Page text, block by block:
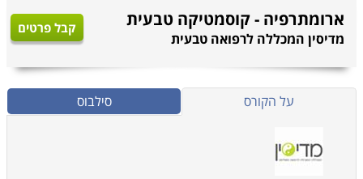
ארומתרפיה - קוסמטיקה טבעית
מדיסין המכללה לרפואה טבעית
קבל פרטים
על הקורס סילבוס